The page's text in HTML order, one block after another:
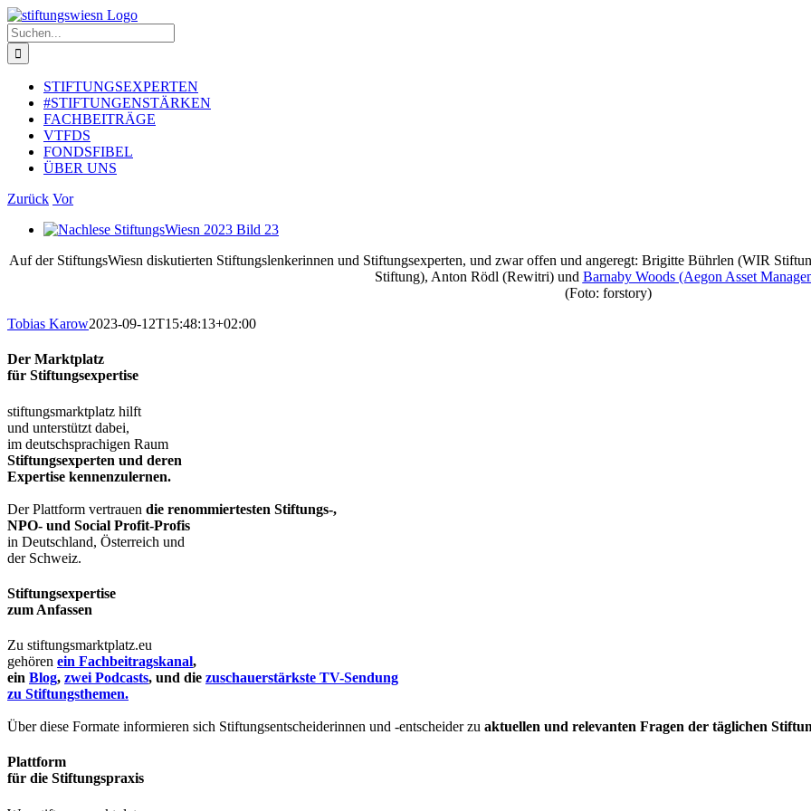
Zum
Inhalt
springen
Suche
nach:
STIFTUNGSEXPERTEN
#STIFTUNGENSTÄRKEN
FACHBEITRÄGE
VTFDS
FONDSFIBEL
ÜBER UNS
Zurück Vor
Zeige
Bild
Auf der StiftungsWiesn diskutierten Stiftungslenkerinnen und Stiftungsexperten, und zwar offen und angeregt: Brigitte Bührlen (WIR
Stiftung), Anton Rödl (Rewitri) und Barnaby Woods (Aegon Asset
(Foto: forstory)
Tobias Karow2023-09-12T15:48:13+02:00
Der Marktplatz
für Stiftungsexpertise
stiftungsmarktplatz hilft
und unterstützt dabei,
im deutschsprachigen Raum
Stiftungsexperten und deren
Expertise kennenzulernen.
Der Plattform vertrauen die renommiertesten Stiftungs-,
NPO- und Social Profit-Profis
in Deutschland, Österreich und
der Schweiz.
Stiftungsexpertise
zum Anfassen
Zu stiftungsmarktplatz.eu
gehören ein Fachbeitragskanal,
ein Blog, zwei Podcasts, und die zuschauerstärkste TV-Sendung
zu Stiftungsthemen.
Über diese Formate informieren sich Stiftungsentscheiderinnen und -entscheider zu aktuellen und relevanten Fragen der täglichen
Plattform
für die Stiftungspraxis